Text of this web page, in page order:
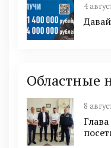
4
Областные
8